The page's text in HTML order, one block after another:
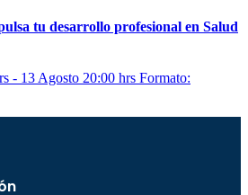
tu desarrollo profesional en Salud
- 13 Agosto 20:00 hrs Formato: